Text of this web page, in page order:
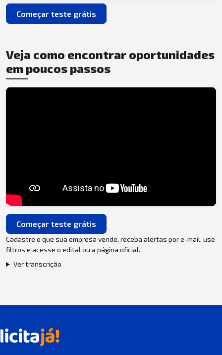
Começar teste grátis
Veja como encontrar oportunidades
em poucos passos
Começar teste grátis
Cadastre o que sua empresa vende, receba alertas por e-mail, use
filtros e acesse o edital ou a página oficial.
Ver transcrição